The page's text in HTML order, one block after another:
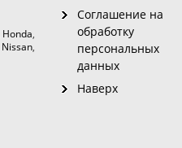
Honda,
Nissan,
Соглашение на
обработку
персональных
данных
Наверх